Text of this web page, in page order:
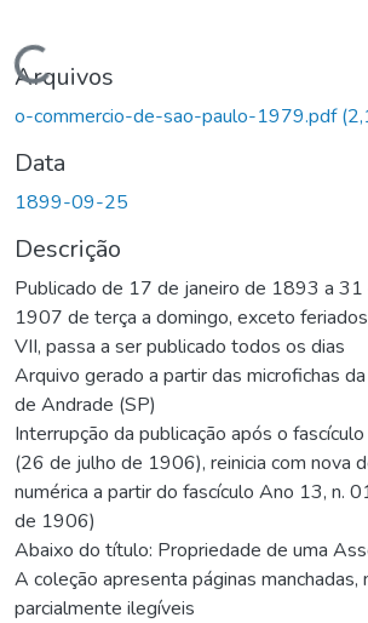
Carregando...
Arquivos
o-commercio-de-sao-paulo-1979.pdf
Data
1899-09-25
Descrição
Publicado de 17 de janeiro de 1893 a
1907 de terça a domingo, exceto
VII, passa a ser publicado todos os dias
Arquivo gerado a partir das microfichas
de Andrade (SP)
Interrupção da publicação após o
(26 de julho de 1906), reinicia com nova
numérica a partir do fascículo Ano 13, n.
de 1906)
Abaixo do título: Propriedade de uma
A coleção apresenta páginas manchadas,
parcialmente ilegíveis